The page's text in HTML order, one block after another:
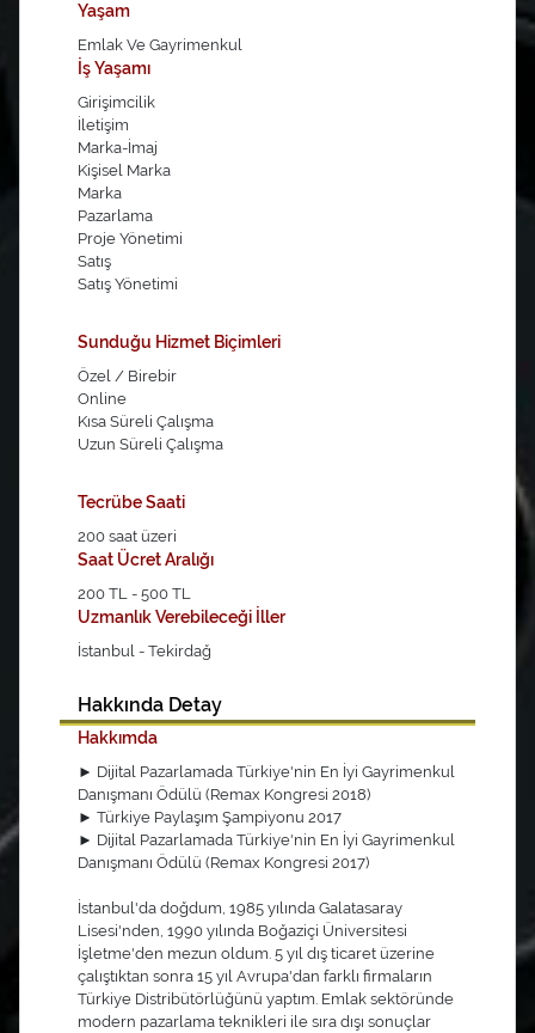
Yaşam
Emlak Ve Gayrimenkul
İş Yaşamı
Girişimcilik
İletişim
Marka-İmaj
Kişisel Marka
Marka
Pazarlama
Proje Yönetimi
Satış
Satış Yönetimi
Sunduğu Hizmet Biçimleri
Özel / Birebir
Online
Kısa Süreli Çalışma
Uzun Süreli Çalışma
Tecrübe Saati
200 saat üzeri
Saat Ücret Aralığı
200 TL - 500 TL
Uzmanlık Verebileceği İller
İstanbul - Tekirdağ
Hakkında Detay
Hakkımda
► Dijital Pazarlamada Türkiye'nin En İyi Gayrimenkul
Danışmanı Ödülü (Remax Kongresi 2018)
► Türkiye Paylaşım Şampiyonu 2017
► Dijital Pazarlamada Türkiye'nin En İyi Gayrimenkul
Danışmanı Ödülü (Remax Kongresi 2017)
İstanbul'da doğdum, 1985 yılında Galatasaray
Lisesi'nden, 1990 yılında Boğaziçi Üniversitesi
İşletme'den mezun oldum. 5 yıl dış ticaret üzerine
çalıştıktan sonra 15 yıl Avrupa'dan farklı firmaların
Türkiye Distribütörlüğünü yaptım. Emlak sektöründe
modern pazarlama teknikleri ile sıra dışı sonuçlar